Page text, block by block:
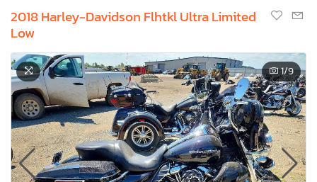
2018 Harley-Davidson Flhtkl Ultra Limited
Low
1/9